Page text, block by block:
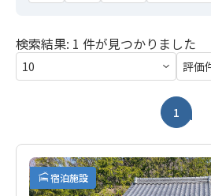
検索結果: 1 件が見つかりました
1
宿泊施設